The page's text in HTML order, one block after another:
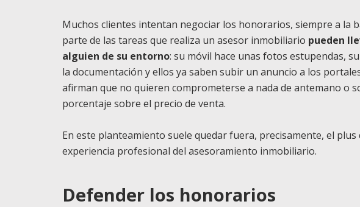
Muchos clientes intentan negociar los honorarios, siempre a la
parte de las tareas que realiza un asesor inmobiliario pueden
alguien de su entorno: su móvil hace unas fotos estupendas,
la documentación y ellos ya saben subir un anuncio a los
afirman que no quieren comprometerse a nada de antemano o
porcentaje sobre el precio de venta.
En este planteamiento suele quedar fuera, precisamente, el
experiencia profesional del asesoramiento inmobiliario.
Defender los honorarios